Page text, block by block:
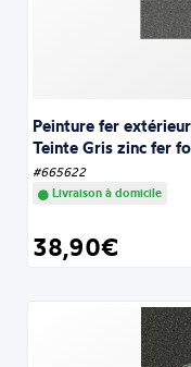
Peinture fer
Teinte Gris zinc fer
#665622
Livraison à domicile
38,90€